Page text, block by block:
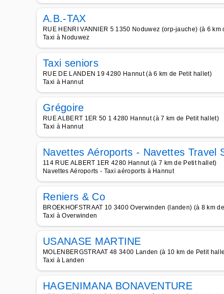
A.B.-TAX
RUE HENRI VANNIER 5 1350 Noduwez (orp-jauche) (à 6 km
Taxi à Noduwez
Taxi seniors
RUE DE LANDEN 19 4280 Hannut (à 6 km de Petit hallet)
Taxi à Hannut
Grégoire
RUE ALBERT 1ER 50 1 4280 Hannut (à 7 km de Petit hallet)
Taxi à Hannut
Navettes Aéroports - Navettes Travel
114 RUE ALBERT 1ER 4280 Hannut (à 7 km de Petit hallet)
Navettes Aéroports - Taxi aéroports à Hannut
Reniers & Co
BROEKHOFSTRAAT 10 3400 Overwinden (landen) (à 8 km
Taxi à Overwinden
USANASE MARTINE
MOLENBERGSTRAAT 48 3400 Landen (à 10 km de Petit
Taxi à Landen
HAGENIMANA BONAVENTURE